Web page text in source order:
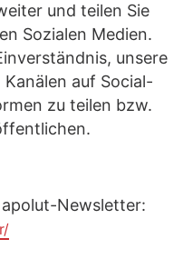
und teilen Sie
Sozialen Medien.
unsere
auf Social-
zu teilen bzw.
Newsletter: